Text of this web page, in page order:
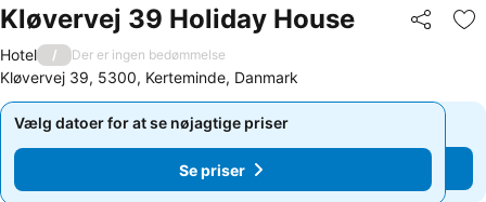
Kløvervej 39 Holiday House Del
Hotel / Der er ingen bedømmelse
Kløvervej 39, 5300, Kerteminde, Danmark
Vælg datoer for at se nøjagtige priser
Se priser
Vælg datoer for at se nøjagtige priser
Se priser